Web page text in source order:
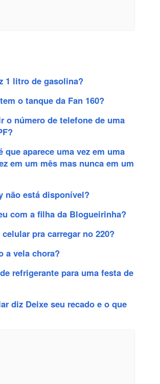
1 litro de gasolina?
o tanque da Fan 160?
o número de telefone de uma
que aparece uma vez em uma
em um mês mas nunca em um
não está disponível?
com a filha da Blogueirinha?
pra carregar no 220?
a vela chora?
refrigerante para uma festa de
diz Deixe seu recado e o que